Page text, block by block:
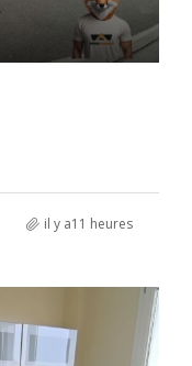
il y a11 heures